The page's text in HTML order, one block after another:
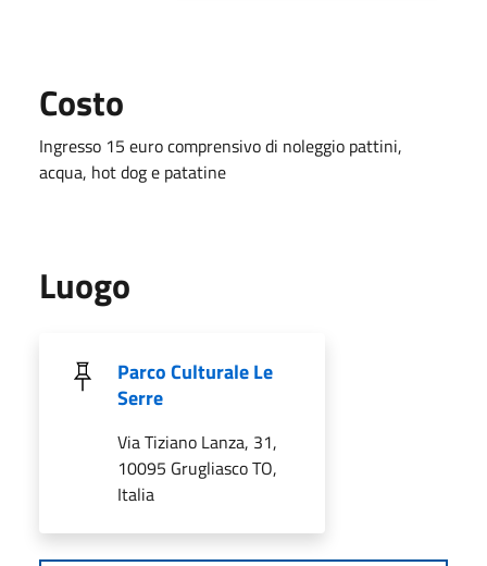
Costo
Ingresso 15 euro comprensivo di noleggio pattini,
acqua, hot dog e patatine
Luogo
Parco Culturale Le
Serre
Via Tiziano Lanza, 31,
10095 Grugliasco TO,
Italia